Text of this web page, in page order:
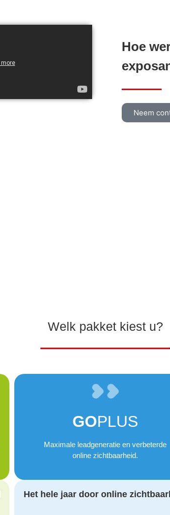
Hoe
Neem
Welk pakket kiest u?
GOPLUS
Maximale leadgeneratie en verbeterde
online zichtbaarheid.
Het hele jaar door online